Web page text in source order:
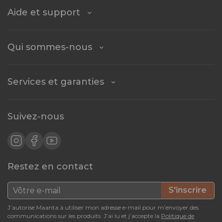
Aide et support
Qui sommes-nous
Services et garanties
Suivez-nous
Restez en contact
S'inscrire
J’autorise Maanta à utiliser mon adresse e-mail pour m’envoyer des
communications sur les produits. J’ai lu et j’accepte la Politique de